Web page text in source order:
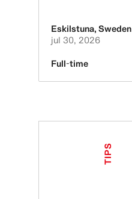
Eskilstuna, Sweden
jul 30, 2026
Full-time
TIPS